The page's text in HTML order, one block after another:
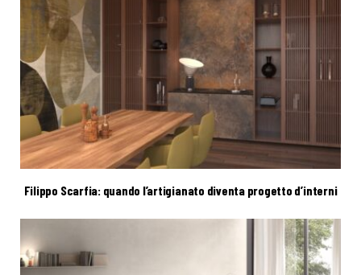
Filippo Scarfia: quando l’artigianato diventa progetto d’interni